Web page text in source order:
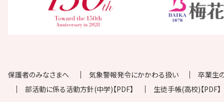
保護者のみなさまへ 気象警報発令にかかわる扱い
卒業生
部活動に係る活動方針(中学)【PDF】
生徒手帳(高校)【PDF】